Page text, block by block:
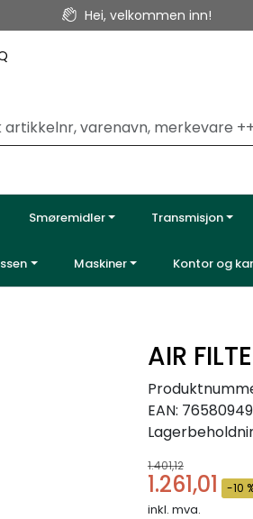
Hei, velkommen inn!
Smøremidler Transmisjon
Maskiner Kontor og
AIR
EAN:
1.401,12
1.261,01 -10
inkl. mva.